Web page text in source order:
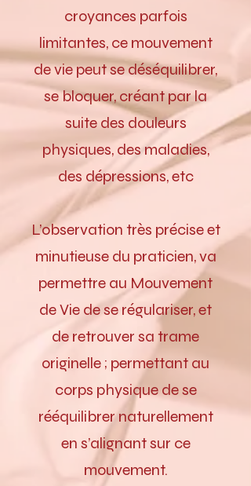
croyances parfois
limitantes, ce mouvement
de vie peut se déséquilibrer,
se bloquer, créant par la
suite des douleurs
physiques, des maladies,
des dépressions, etc
L’observation très précise et
minutieuse du praticien, va
permettre au Mouvement
de Vie de se régulariser, et
de retrouver sa trame
originelle ; permettant au
corps physique de se
rééquilibrer naturellement
en s’alignant sur ce
mouvement.